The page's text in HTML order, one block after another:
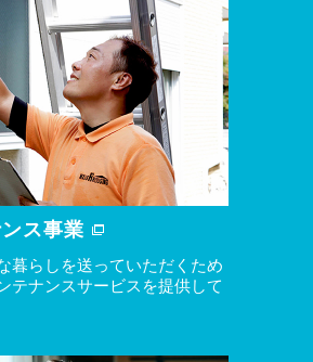
株式会社との業務提携開始に関するお
せ
の業務提携開始に関するお知らせ
県横浜市旭区）開設について
ス事業
暮らしを送っていただくため
テナンスサービスを提供して